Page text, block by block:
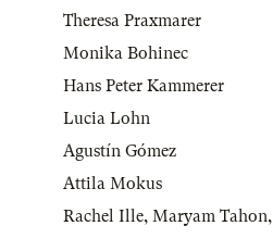
Theresa Praxmarer
Monika Bohinec
Hans Peter Kammerer
Lucia Lohn
Agustín Gómez
Attila Mokus
Rachel Ille, Maryam Tahon,